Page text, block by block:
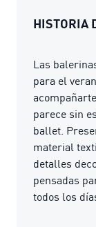
HISTORIA
Las
para el
parece sin
ballet.
material
detalles
pensadas
todos los